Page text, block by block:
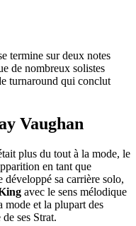
termine sur deux notes
de nombreux solistes
turnaround qui conclut
Vaughan
plus du tout à la mode, le
en tant que
développé sa carrière solo,
avec le sens mélodique
mode et la plupart des
ses Strat.